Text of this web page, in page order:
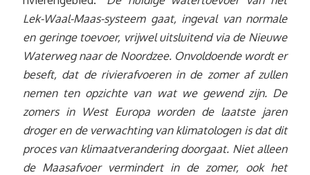
Lek-Waal-Maas-systeem gaat, ingeval van normale
en geringe toevoer, vrijwel uitsluitend via de Nieuwe
Waterweg naar de Noordzee. Onvoldoende wordt er
beseft, dat de rivierafvoeren in de zomer af zullen
nemen ten opzichte van wat we gewend zijn. De
zomers in West Europa worden de laatste jaren
droger en de verwachting van klimatologen is dat dit
proces van klimaatverandering doorgaat. Niet alleen
de Maasafvoer vermindert in de zomer, ook het